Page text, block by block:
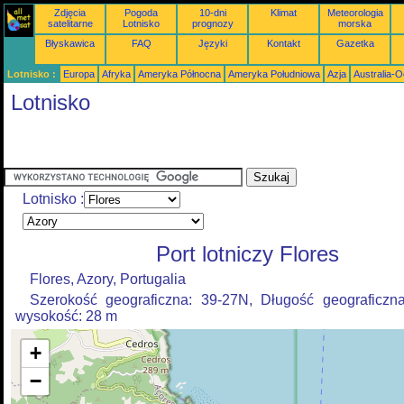
Zdjęcia
satelitarne
Pogoda
Lotnisko
10-dni
prognozy
Klimat
Meteorologia
morska
Błyskawica
FAQ Języki Kontakt Gazetka
Lotnisko : Europa Afryka Ameryka Północna Ameryka Południowa Azja Australia-
Lotnisko
Lotnisko :
Port lotniczy Flores
Flores, Azory, Portugalia
Szerokość geograficzna: 39-27N, Długość
wysokość: 28 m
+
−